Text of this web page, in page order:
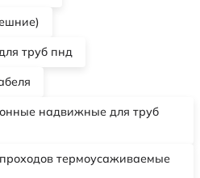
труб пнд
надвижные для труб
термоусаживаемые